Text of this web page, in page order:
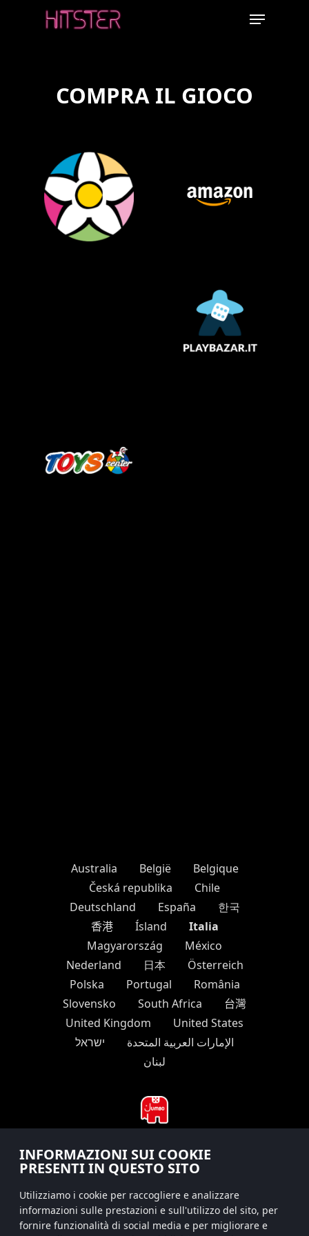
INFORMAZIONI SUI COOKIE
PRESENTI IN QUESTO SITO
Utilizziamo i cookie per raccogliere e analizzare
informazioni sulle prestazioni e sull'utilizzo del sito, per
fornire funzionalità di social media e per migliorare e
Menu
COMPRA IL GIOCO
Australia België
Belgique
Česká republika
Chile
Deutschland
España
한국
香港
Ísland
Italia
Magyarország
México
Nederland
日本
Österreich
Polska
Portugal
România
Slovensko
South Africa
台灣
United Kingdom
United States
ישראל
الإمارات العربية المتحدة
لبنان
#hitsterparty